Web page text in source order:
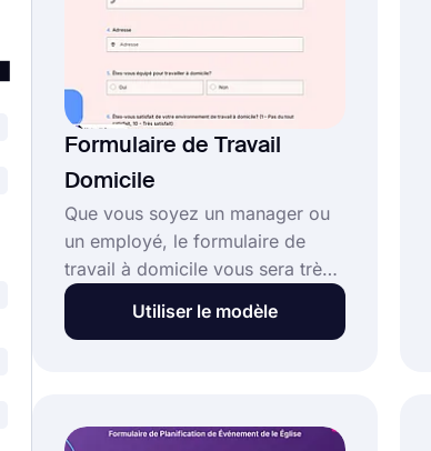
forms.app !
Formulaire de Travail
Domicile
Que vous soyez un manager ou
un employé, le formulaire de
travail à domicile vous sera très
utile en cas de besoin. Si un
employé souhaite travailler à
heures de travail des employés.
Utiliser le modèle